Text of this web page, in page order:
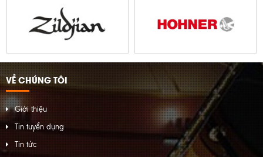
VỀ CHÚNG TÔI
Giới thiệu
Tin tuyển dụng
Tin tức